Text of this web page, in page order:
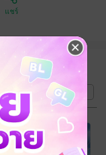
แชร์
หน้าที่ 1